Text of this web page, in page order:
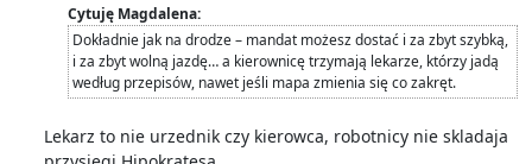
Cytuję Magdalena:
Dokładnie jak na drodze – mandat możesz dostać i za zbyt szybką,
i za zbyt wolną jazdę… a kierownicę trzymają lekarze, którzy jadą
według przepisów, nawet jeśli mapa zmienia się co zakręt.
Lekarz to nie urzednik czy kierowca, robotnicy nie skladaja